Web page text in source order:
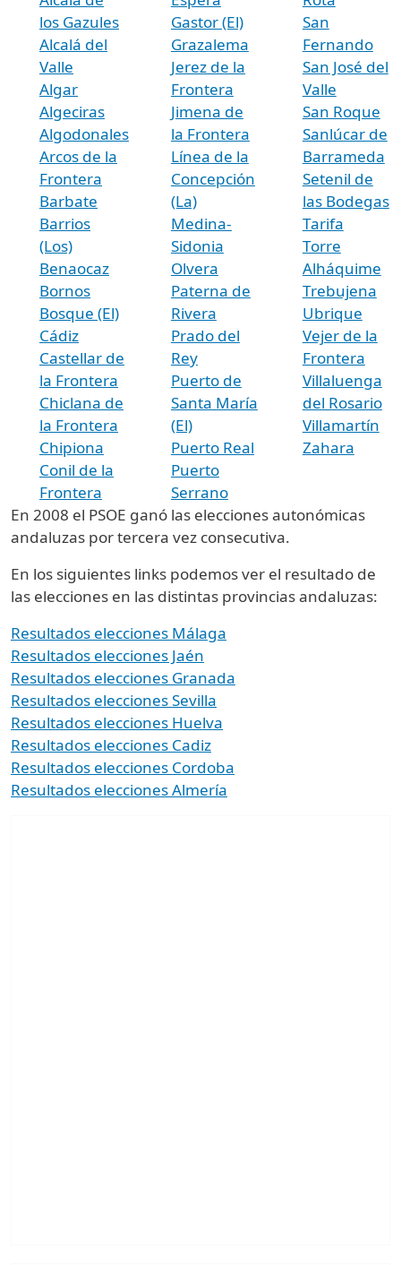
los Gazules
Alcalá del
Valle
Algar
Algeciras
Algodonales
Arcos de la
Frontera
Barbate
Barrios
(Los)
Benaocaz
Bornos
Bosque (El)
Cádiz
Castellar de
la Frontera
Chiclana de
la Frontera
Chipiona
Conil de la
Frontera
Gastor (El)
Grazalema
Jerez de la
Frontera
Jimena de
la Frontera
Línea de la
Concepción
(La)
Medina-
Sidonia
Olvera
Paterna de
Rivera
Prado del
Rey
Puerto de
Santa María
(El)
Puerto Real
Puerto
Serrano
San
Fernando
San José del
Valle
San Roque
Sanlúcar de
Barrameda
Setenil de
las Bodegas
Tarifa
Torre
Alháquime
Trebujena
Ubrique
Vejer de la
Frontera
Villaluenga
del Rosario
Villamartín
Zahara
En 2008 el PSOE ganó las elecciones autonómicas
andaluzas por tercera vez consecutiva.
En los siguientes links podemos ver el resultado de
las elecciones en las distintas provincias andaluzas:
Resultados elecciones Málaga
Resultados elecciones Jaén
Resultados elecciones Granada
Resultados elecciones Sevilla
Resultados elecciones Huelva
Resultados elecciones Cadiz
Resultados elecciones Cordoba
Resultados elecciones Almería